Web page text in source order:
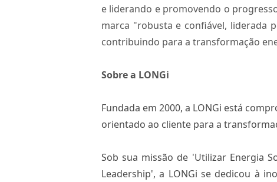
e liderando e promovendo o
marca "robusta e confiável, liderada
contribuindo para a transformação
Sobre a LONGi
Fundada em 2000, a LONGi está
orientado ao cliente para a
Sob sua missão de 'Utilizar Energia
Leadership', a LONGi se dedicou à